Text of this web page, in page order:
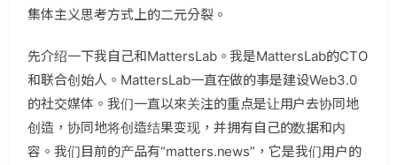
集体主义思考方式上的二元分裂。
先介绍一下我自己和MattersLab。我是MattersLab的CTO
和联合创始人。MattersLab一直在做的事是建设Web3.0
的社交媒体。我们一直以來关注的重点是让用户去协同地
创造，协同地将创造结果变现，并拥有自己的数据和内
容。我们目前的产品有“matters.news”，它是我们用户的